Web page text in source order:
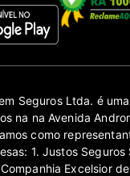
Seguros Ltda. é
na na Avenida
como
1. Justos Seguros
Excelsior